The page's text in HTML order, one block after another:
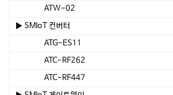
ATW-02
▶ SMIoT 컨버터
ATG-ES11
ATC-RF262
ATC-RF447